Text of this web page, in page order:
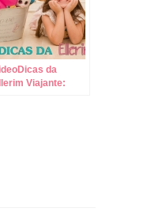
da
Viajante: